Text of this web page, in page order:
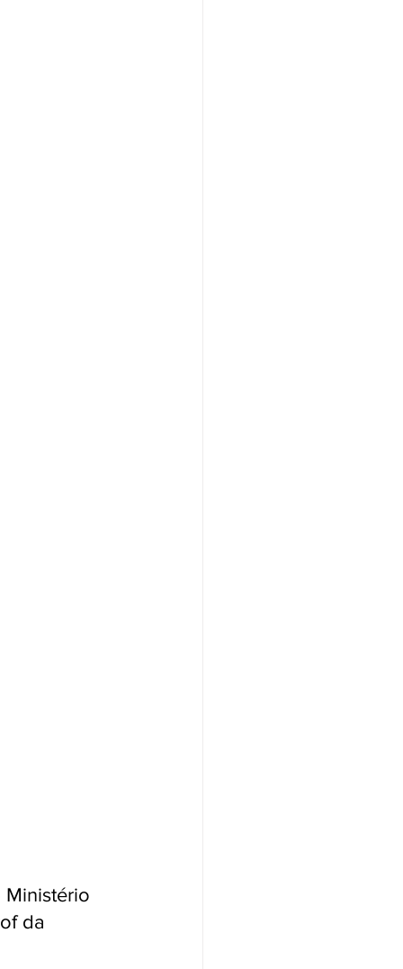
Ministério
da